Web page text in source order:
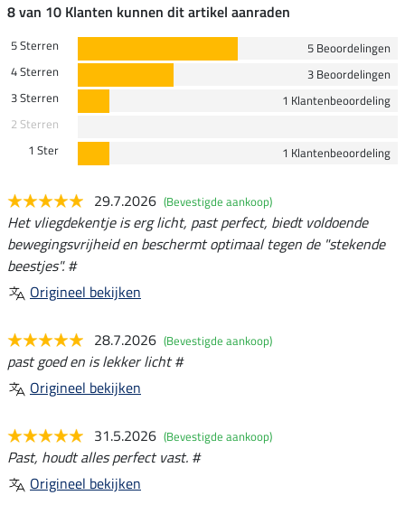
8 van 10 Klanten kunnen dit artikel aanraden
5 Sterren
5 Beoordelingen
4 Sterren
3 Beoordelingen
3 Sterren
1 Klantenbeoordeling
2 Sterren
1 Ster
1 Klantenbeoordeling
29.7.2026 (Bevestigde aankoop)
Het vliegdekentje is erg licht, past perfect, biedt voldoende
bewegingsvrijheid en beschermt optimaal tegen de "stekende
beestjes". #
Origineel bekijken
28.7.2026 (Bevestigde aankoop)
past goed en is lekker licht #
Origineel bekijken
31.5.2026 (Bevestigde aankoop)
Past, houdt alles perfect vast. #
Origineel bekijken